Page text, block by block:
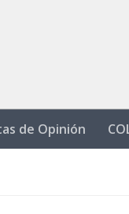
de Opinión